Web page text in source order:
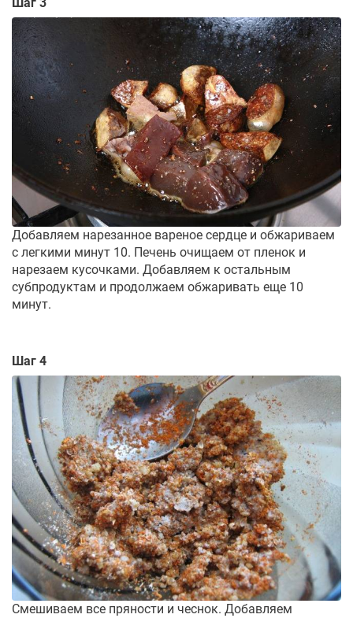
Добавляем нарезанное вареное сердце и обжариваем
с легкими минут 10. Печень очищаем от пленок и
нарезаем кусочками. Добавляем к остальным
субпродуктам и продолжаем обжаривать еще 10
минут.
Шаг 4
Смешиваем все пряности и чеснок. Добавляем